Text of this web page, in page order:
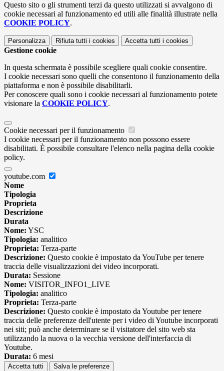
Questo sito o gli strumenti terzi da questo utilizzati si avvalgono di
cookie necessari al funzionamento ed utili alle finalità illustrate nella
COOKIE POLICY.
Personalizza Rifiuta tutti i cookies Accetta tutti i cookies
Gestione cookie
In questa schermata è possibile scegliere quali cookie consentire.
I cookie necessari sono quelli che consentono il funzionamento della
piattaforma e non è possibile disabilitarli.
Per conoscere quali sono i cookie necessari al funzionamento potete
visionare la COOKIE POLICY.
Cookie necessari per il funzionamento
I cookie necessari per il funzionamento non possono essere
disabilitati. È possibile consultare l'elenco nella pagina della cookie
policy.
youtube.com
Nome
Tipologia
Proprieta
Descrizione
Durata
Nome: YSC
Tipologia: analitico
Proprieta: Terza-parte
Descrizione: Questo cookie è impostato da YouTube per tenere
traccia delle visualizzazioni dei video incorporati.
Durata: Sessione
Nome: VISITOR_INFO1_LIVE
Tipologia: analitico
Proprieta: Terza-parte
Descrizione: Questo cookie è impostato da Youtube per tenere
traccia delle preferenze dell'utente per i video di Youtube incorporati
nei siti; può anche determinare se il visitatore del sito web sta
utilizzando la nuova o la vecchia versione dell'interfaccia di
Youtube.
Durata: 6 mesi
Accetta tutti Salva le preferenze